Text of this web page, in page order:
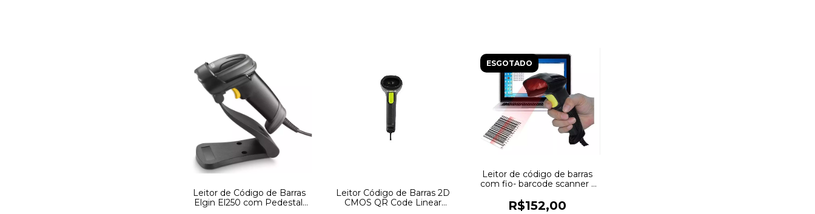
Leitor de Código de Barras
Elgin El250 com Pedestal,
Leitor Código de Barras 2D
CMOS QR Code Linear
ESGOTADO
Leitor de código de barras
com fio- barcode scanner -
R$152,00